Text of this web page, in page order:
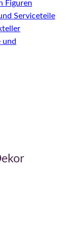
Figuren
Serviceteile
und